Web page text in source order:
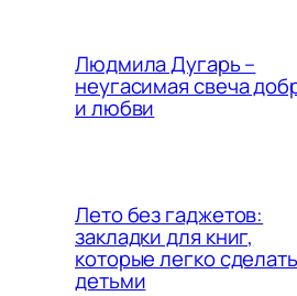
Людмила Дугарь –
неугасимая свеча
и любви
Лето без гаджетов:
закладки для книг,
которые легко
детьми